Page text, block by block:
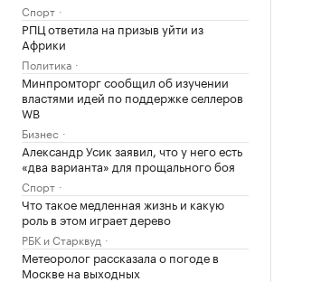
Спорт
РПЦ ответила на призыв уйти из
Африки
Политика
Минпромторг сообщил об изучении
властями идей по поддержке селлеров
WB
Бизнес
Александр Усик заявил, что у него есть
«два варианта» для прощального боя
Спорт
Что такое медленная жизнь и какую
роль в этом играет дерево
РБК и Старквуд
Метеоролог рассказала о погоде в
Москве на выходных